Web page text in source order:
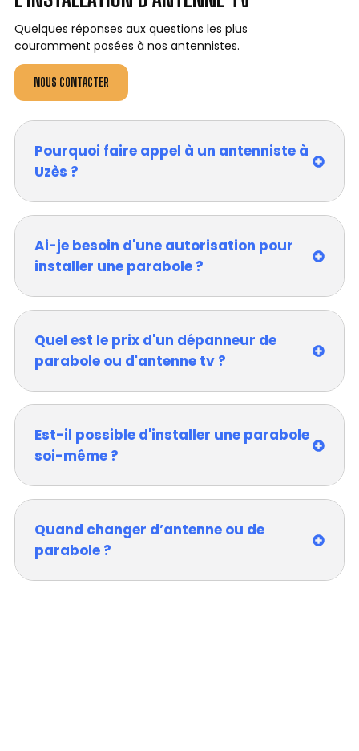
Quelques réponses aux questions les plus
couramment posées à nos antennistes.
NOUS CONTACTER
Pourquoi faire appel à un antenniste à
Uzès ?
Ai-je besoin d'une autorisation pour
installer une parabole ?
Quel est le prix d'un dépanneur de
parabole ou d'antenne tv ?
Est-il possible d'installer une parabole
soi-même ?
Quand changer d’antenne ou de
parabole ?